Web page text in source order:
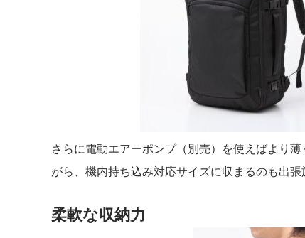
さらに電動エアーポンプ（別売）を使えばより
がら、機内持ち込み対応サイズに収まるのも出張
柔軟な収納力